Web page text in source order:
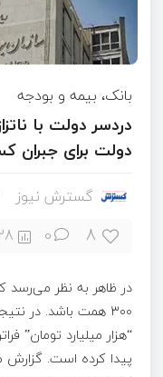
بانک، بیمه و بودجه
دردسر دولت با
دولت برای جبران کسری
گسترش نیوز
8
0
پیدا کرده است.